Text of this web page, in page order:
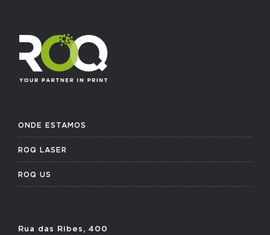
ONDE ESTAMOS
ROQ LASER
ROQ US
Rua das Ribes, 400